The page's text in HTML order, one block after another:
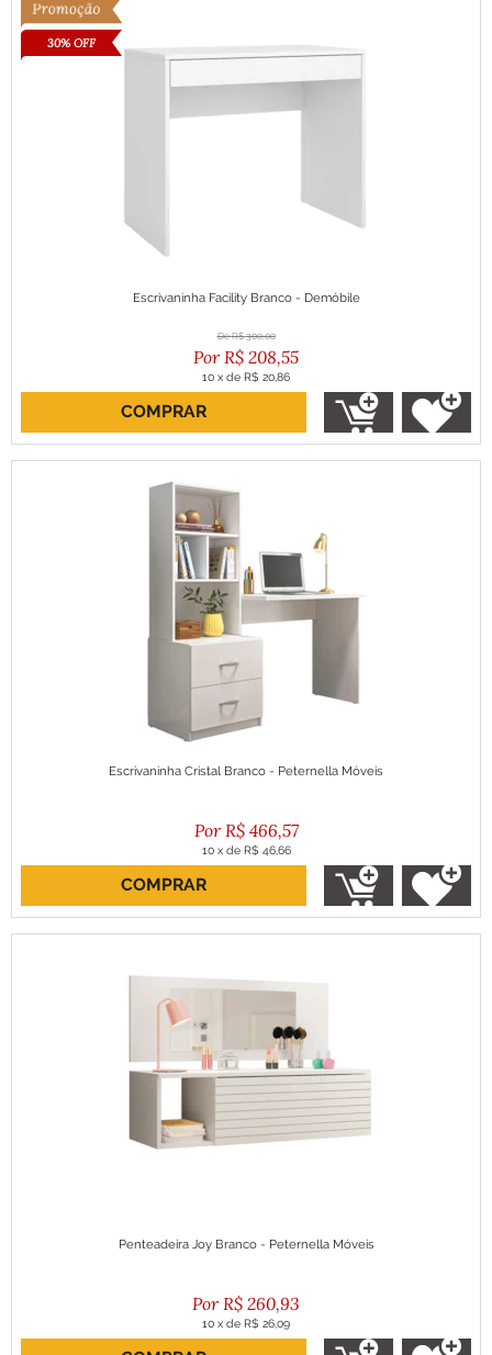
30% OFF
Escrivaninha Facility Branco - Demóbile
R$ 300,00
R$ 208,55
10 x de R$ 20,86
ou R$ 187,70 no boleto
COMPRAR
Escrivaninha Cristal Branco - Peternella Móveis
R$ 466,57
10 x de R$ 46,66
ou R$ 419,91 no boleto
COMPRAR
Penteadeira Joy Branco - Peternella Móveis
R$ 260,93
10 x de R$ 26,09